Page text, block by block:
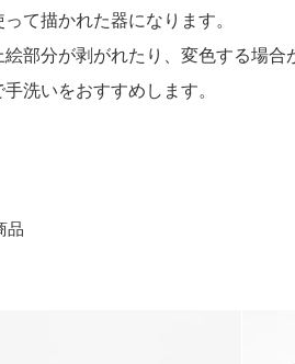
て描かれた器になります。
部分が剥がれたり、変色する場合
洗いをおすすめします。
品